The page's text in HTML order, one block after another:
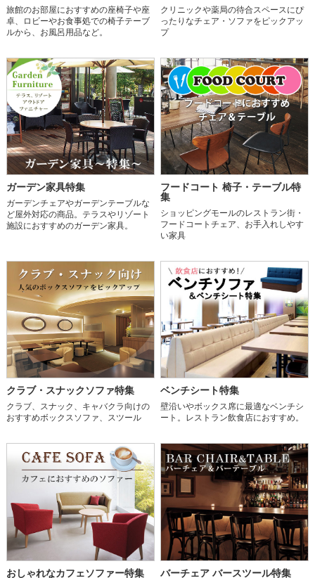
旅館のお部屋におすすめの座椅子や座
卓、ロビーやお食事処での椅子テーブ
ルから、お風呂用品など。
クリニックや薬局の待合スペースにぴ
ったりなチェア・ソファをピックアッ
プ
ガーデン家具特集
ガーデンチェアやガーデンテーブルな
ど屋外対応の商品。テラスやリゾート
施設におすすめのガーデン家具。
フードコート 椅子・テーブル特
集
ショッピングモールのレストラン街・
フードコートチェア、お手入れしやす
い家具
クラブ・スナックソファ特集
クラブ、スナック、キャバクラ向けの
おすすめボックスソファ、スツール
ベンチシート特集
壁沿いやボックス席に最適なベンチシ
ート。レストラン飲食店におすすめ。
おしゃれなカフェソファー特集 バーチェア バースツール特集